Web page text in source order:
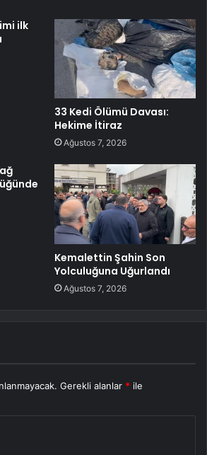
ilk
33 Kedi Ölümü Davası:
Hekime İtiraz
Ağustos 7, 2026
Kemalettin Şahin Son
Yolculuğuna Uğurlandı
Ağustos 7, 2026
Gerekli alanlar * ile